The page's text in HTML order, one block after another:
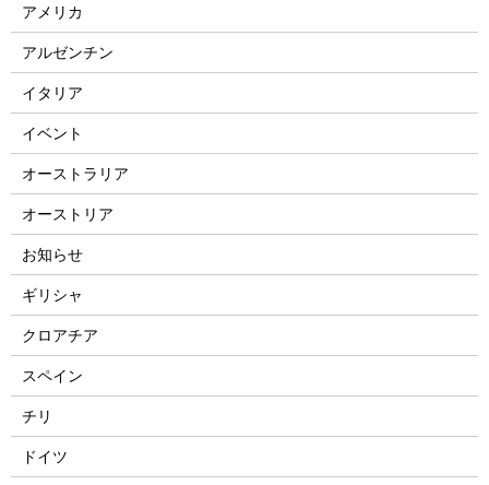
アメリカ
アルゼンチン
イタリア
イベント
オーストラリア
オーストリア
お知らせ
ギリシャ
クロアチア
スペイン
チリ
ドイツ